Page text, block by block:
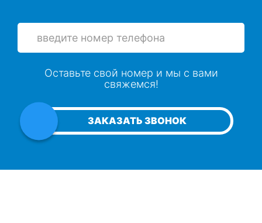
ЗАКАЗАТЬ ЗВОНОК
Оставьте свой номер и мы с вами
свяжемся!